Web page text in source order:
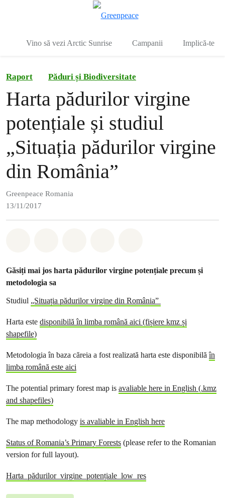
Vino să vezi Arctic Sunrise Campanii Implică-te
Raport Păduri și Biodiversitate
Harta pădurilor virgine
potențiale și studiul
„Situația pădurilor virgine
din România”
Greenpeace Romania
13/11/2017
Găsiți mai jos harta pădurilor virgine potențiale precum și
metodologia sa
Studiul „Situația pădurilor virgine din România”
Harta este disponibilă în limba română aici (fișiere kmz și
shapefile)
Metodologia în baza căreia a fost realizată harta este disponibilăîn
limba română este aici
The potential primary forest map is avaliable here in English (.kmz
and shapefiles)
The map methodology is avaliable in English here
Status of Romania’s Primary Forests (please refer to the Romanian
version for full layout).
Harta_pădurilor_virgine_potențiale_low_res